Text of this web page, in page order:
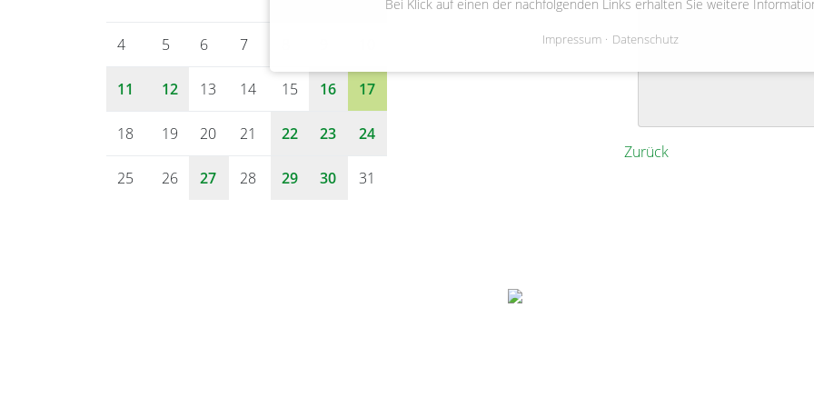
4 5 6 7
11 12 13 14 15 16 17
18 19 20 21 22 23 24
25 26 27 28 29 30 31
Edendorf
Zurück
Bei Klick auf einen der nachfolgenden Links erhalten Sie weitere
Impressum Datenschutz